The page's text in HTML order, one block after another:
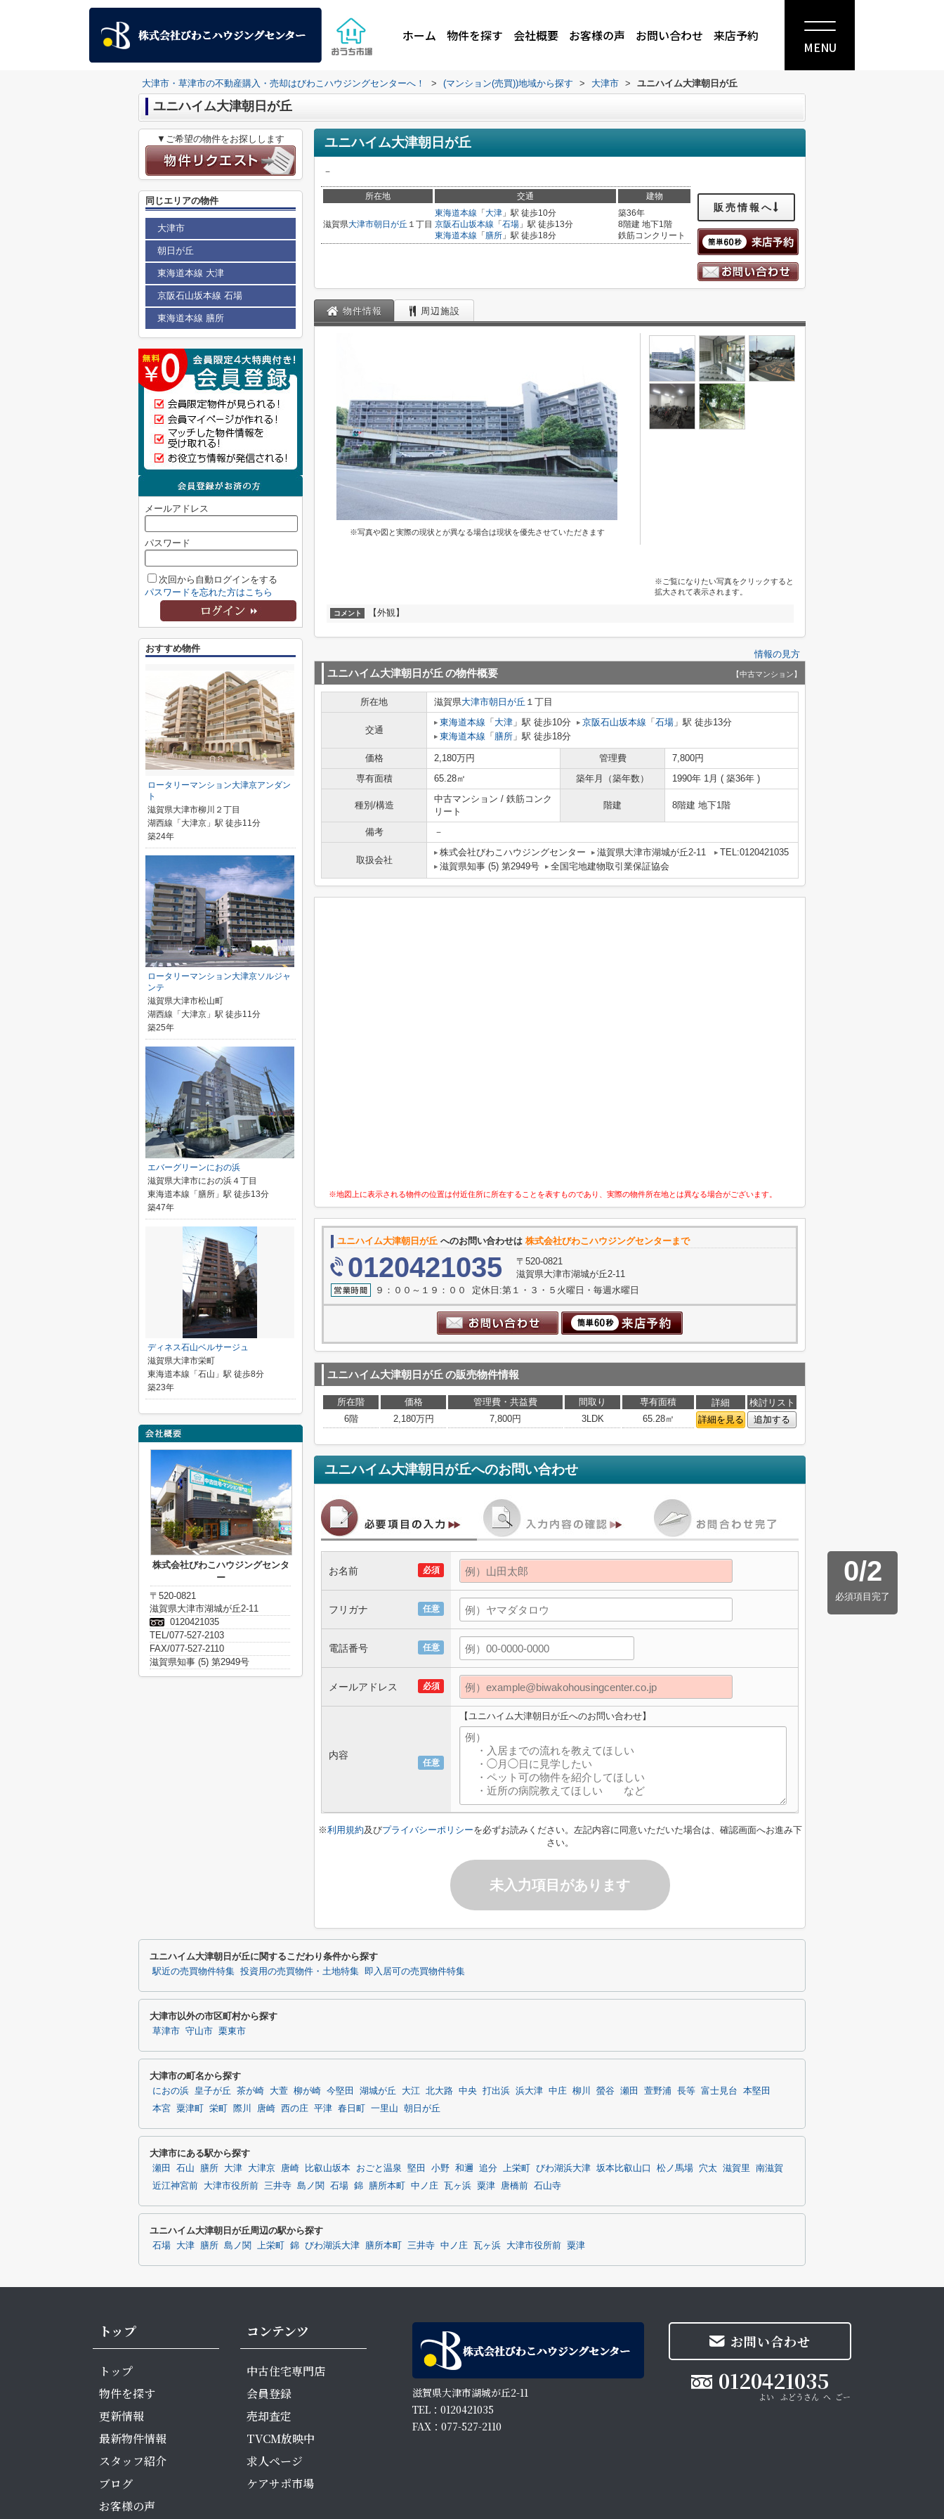
ホーム 物件を探す 会社概要 お客様の声 お問い合わせ 来店予約
MENU
大津市・草津市の不動産購入・売却はびわこハウジングセンターへ！ > (マンション(売買))地域から探す > 大津市 > ユニハイム大津朝日が丘
ユニハイム大津朝日が丘
ユニハイム大津朝日が丘
－
所在地 交通 建物
滋賀県大津市朝日が丘 １丁目
東海道本線 「 大津 」駅 徒歩10分
京阪石山坂本線 「 石場 」駅 徒歩13分
東海道本線 「 膳所 」駅 徒歩18分
築36年
8階建 地下1階
鉄筋コンクリート
販売情報へ
物件情報 周辺施設
※写真や図と実際の現状とが異なる場合は現状を優先させていただきます
※ご覧になりたい写真をクリックすると
拡大されて表示されます。
コメント 【外観】
情報の見方
ユニハイム大津朝日が丘 の物件概要 【中古マンション】
所在地 滋賀県大津市朝日が丘 １丁目
交通
東海道本線 「 大津 」駅 徒歩10分 京阪石山坂本線 「 石場 」駅 徒歩13分
東海道本線 「 膳所 」駅 徒歩18分
価格 2,180万円 管理費
7,800円
専有面積
65.28㎡ 築年月（築年数） 1990年 1月 ( 築36年 )
種別/構造
中古マンション / 鉄筋コンク
リート
階建 8階建 地下1階
備考 －
取扱会社
株式会社びわこハウジングセンター 滋賀県大津市湖城が丘2-11
TEL:0120421035
滋賀県知事 (5) 第2949号
全国宅地建物取引業保証協会
※地図上に表示される物件の位置は付近住所に所在することを表すものであり、実際の物件所在地とは異なる場合がございます。
ユニハイム大津朝日が丘 へのお問い合わせは 株式会社びわこハウジングセンターまで
0120421035
〒520-0821
滋賀県大津市湖城が丘2-11
９：００～１９：００ 定休日:第１・３・５火曜日・毎週水曜日
ユニハイム大津朝日が丘 の販売物件情報
所在階 価格 管理費・共益費 間取り 専有面積 詳細
検討リスト
6階
2,180万円 7,800円 3LDK 65.28㎡ 詳細を見る 追加する
ユニハイム大津朝日が丘へのお問い合わせ
0/2
必須項目完了
必須
お名前
任意
フリガナ
任意
電話番号
必須
メールアドレス
任意
内容
【ユニハイム大津朝日が丘へのお問い合わせ】
※利用規約及びプライバシーポリシーを必ずお読みください。左記内容に同意いただいた場合は、確認画面へお進み下
さい。
未入力項目があります
▼ご希望の物件をお探しします
同じエリアの物件
大津市
朝日が丘
東海道本線 大津
京阪石山坂本線 石場
東海道本線 膳所
メールアドレス
パスワード
次回から自動ログインをする
パスワードを忘れた方はこちら
おすすめ物件
ロータリーマンション大津京アンダン
ト
滋賀県大津市柳川２丁目
湖西線「大津京」駅 徒歩11分
築24年
ロータリーマンション大津京ソルジャ
ンテ
滋賀県大津市松山町
湖西線「大津京」駅 徒歩11分
築25年
エバーグリーンにおの浜
滋賀県大津市におの浜４丁目
東海道本線「膳所」駅 徒歩13分
築47年
ディネス石山ベルサージュ
滋賀県大津市栄町
東海道本線「石山」駅 徒歩8分
築23年
株式会社びわこハウジングセンタ
ー
〒520-0821
滋賀県大津市湖城が丘2-11
0120421035
TEL/077-527-2103
FAX/077-527-2110
滋賀県知事 (5) 第2949号
ユニハイム大津朝日が丘に関するこだわり条件から探す
駅近の売買物件特集 投資用の売買物件・土地特集 即入居可の売買物件特集
大津市以外の市区町村から探す
草津市 守山市 栗東市
大津市の町名から探す
におの浜 皇子が丘 茶が崎 大萱 柳が崎 今堅田 湖城が丘 大江 北大路 中央 打出浜 浜大津 中庄 柳川 螢谷 瀬田 萱野浦 長等 富士見台
本堅田
本宮 粟津町 栄町 際川 唐崎 西の庄 平津 春日町 一里山 朝日が丘
大津市にある駅から探す
瀬田 石山 膳所 大津 大津京 唐崎 比叡山坂本 おごと温泉 堅田 小野 和邇 追分 上栄町 びわ湖浜大津 坂本比叡山口 松ノ馬場 穴太 滋賀里
南滋賀
近江神宮前
大津市役所前 三井寺 島ノ関 石場 錦 膳所本町 中ノ庄 瓦ヶ浜 粟津 唐橋前 石山寺
ユニハイム大津朝日が丘周辺の駅から探す
石場 大津 膳所 島ノ関 上栄町 錦 びわ湖浜大津 膳所本町 三井寺 中ノ庄 瓦ヶ浜 大津市役所前 粟津
トップ
トップ
物件を探す
更新情報
最新物件情報
スタッフ紹介
ブログ
お客様の声
コンテンツ
中古住宅専門店
会員登録
売却査定
TVCM放映中
求人ページ
ケアサポ市場
滋賀県大津市湖城が丘2-11
TEL：0120421035
FAX：077-527-2110
お問い合わせ
0120421035